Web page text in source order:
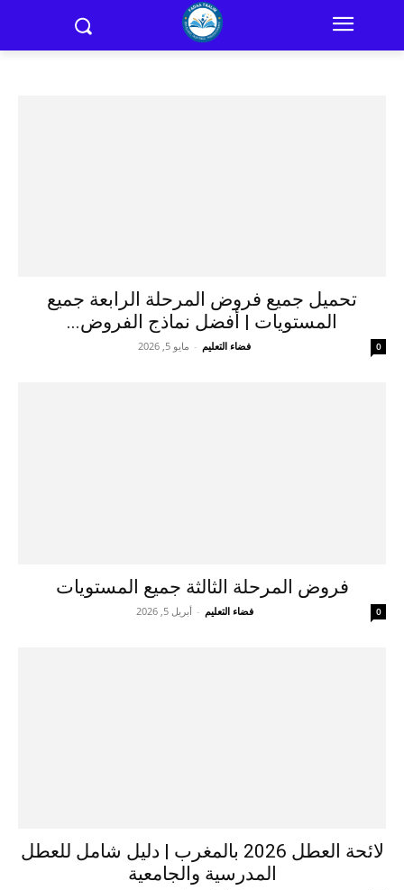
تحميل جميع فروض المرحلة الرابعة جميع
المستويات | أفضل نماذج الفروض...
فضاء التعليم - مايو 5, 2026 0
فروض المرحلة الثالثة جميع المستويات
فضاء التعليم - أبريل 5, 2026 0
لائحة العطل 2026 بالمغرب | دليل شامل للعطل
المدرسية والجامعية